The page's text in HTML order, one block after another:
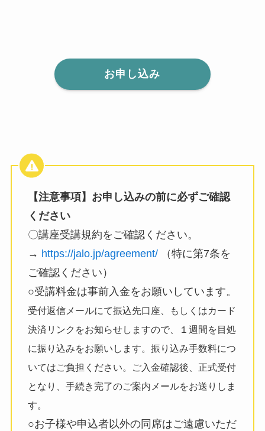
お申し込み
【注意事項】お申し込みの前に必ずご確認
ください
〇講座受講規約をご確認ください。
→ https://jalo.jp/agreement/（特に第7条を
ご確認ください）
○受講料金は事前入金をお願いしています。
受付返信メールにて振込先口座、もしくはカード
決済リンクをお知らせしますので、１週間を目処
に振り込みをお願いします。振り込み手数料につ
いてはご負担ください。ご入金確認後、正式受付
となり、手続き完了のご案内メールをお送りしま
す。
○お子様や申込者以外の同席はご遠慮いただ